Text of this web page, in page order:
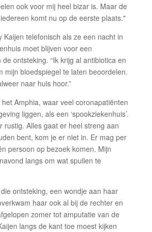
ook voor mij heel bizar is. Maar de
komt nu op de eerste plaats."
Kaijen telefonisch als ze een nacht in
moet blijven voor een
ontsteking. “Ik krijg al antibiotica en
mijn bloedspiegel te laten beoordelen.
naar huis hoor.”
Amphia, waar veel coronapatiënten
liggen, als een ‘spookziekenhuis’.
rustig. Alles gaat er heel streng aan
bent, kom je er niet in. Er mag per
persoon op bezoek komen. Mijn
langs om wat spullen te
ontsteking, een wondje aan haar
haar ook al bij de rechter en
zomer tot amputatie van de
langs de kant toe moest kijken